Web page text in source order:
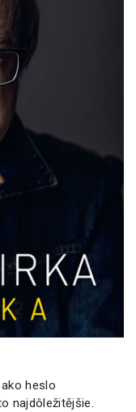
heslo
najdôležitějšie.